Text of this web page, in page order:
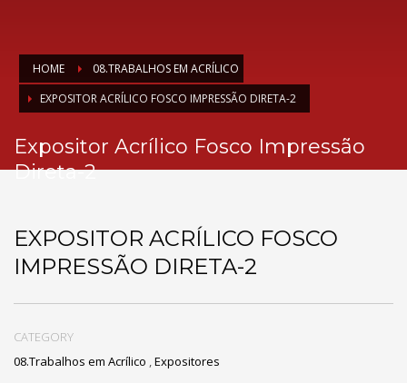
HOME
08.TRABALHOS EM ACRÍLICO
EXPOSITOR ACRÍLICO FOSCO IMPRESSÃO DIRETA-2
Expositor Acrílico Fosco Impressão
Direta-2
EXPOSITOR ACRÍLICO FOSCO
IMPRESSÃO DIRETA-2
CATEGORY
08.Trabalhos em Acrílico ,Expositores